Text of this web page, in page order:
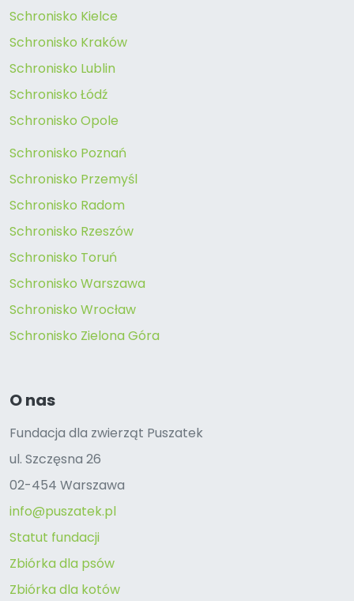
Schronisko Kielce
Schronisko Kraków
Schronisko Lublin
Schronisko Łódź
Schronisko Opole
Schronisko Poznań
Schronisko Przemyśl
Schronisko Radom
Schronisko Rzeszów
Schronisko Toruń
Schronisko Warszawa
Schronisko Wrocław
Schronisko Zielona Góra
O nas
Fundacja dla zwierząt Puszatek
ul. Szczęsna 26
02-454 Warszawa
info@puszatek.pl
Statut fundacji
Zbiórka dla psów
Zbiórka dla kotów